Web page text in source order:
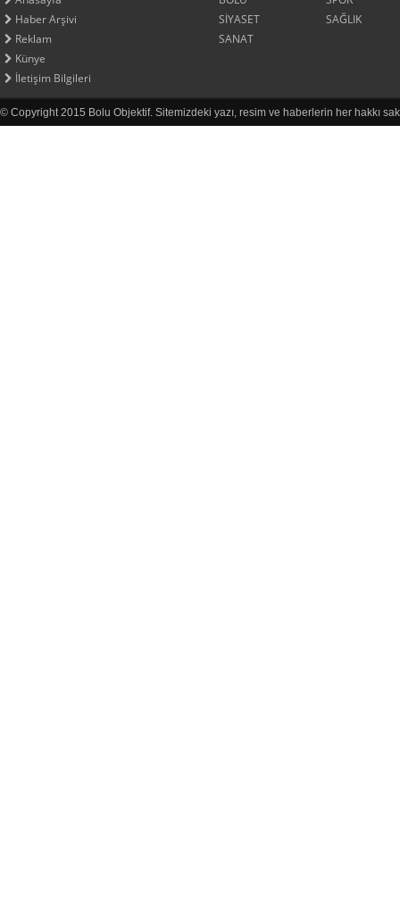
Haber Arşivi
Reklam
Künye
İletişim Bilgileri
SİYASET
SAĞLIK
SANAT
© Copyright 2015 Bolu Objektif. Sitemizdeki yazı, resim ve haberlerin her hakkı